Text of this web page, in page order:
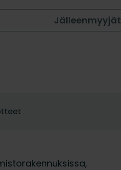
Jälleenmyyjät